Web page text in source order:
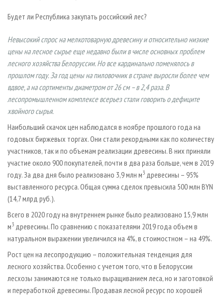
ПРОИЗВОДСТВО ДРЕВЕСНЫХ ПЛИТ
ДЕРЕВЯННОЕ ДОМОСТРОЕНИЕ
ПРОИЗВОДСТВО МЕБЕЛИ
БИОЭНЕРГЕТИКА
ЦБП
ИНСТРУМЕНТ И МАТЕРИАЛЫ
МОБИЛЬНЫЕ ВЫСТАВКИ
ОФИЦИАЛЬНЫЕ ДЕЛЕГАЦИИ
ПРИОРИТЕТНЫЕ ИНВЕСТПРОЕКТЫ
RUSSIAN FORESTRY REVIEW
ГАЗЕТА ЛЕСПРОМФОРУМ
БИБЛИОТЕКА СПЕЦИАЛИСТА
Будет ли Республика закупать российский лес?
Невысокий спрос на мелкотоварную древесину и относительно низкие
цены на лесное сырье еще недавно были в числе основных проблем
лесного хозяйства Белоруссии. Но все кардинально поменялось в
прошлом году. За год цены на пиловочник в стране выросли более чем
вдвое, а на сортименты диаметром от 26 см – в 2,4 раза. В
лесопромышленном комплексе всерьез стали говорить о дефиците
хвойного сырья.
Наибольший скачок цен наблюдался в ноябре прошлого года на
годовых биржевых торгах. Они стали рекордными как по количеству
участников, так и по объемам реализации древесины. В них приняли
участие около 900 покупателей, почти в два раза больше, чем в 2019
году. За два дня было реализовано 3,9 млн м3 древесины – 95%
выставленного ресурса. Общая сумма сделок превысила 500 млн BYN
(14,7 млрд руб.).
Всего в 2020 году на внутреннем рынке было реализовано 15,9 млн
м3 древесины. По сравнению с показателями 2019 года объем в
натуральном выражении увеличился на 4%, в стоимостном – на 49%.
Рост цен на лесопродукцию – положительная тенденция для
лесного хозяйства. Особенно с учетом того, что в Белоруссии
лесхозы занимаются не только выращиванием леса, но и заготовкой
и переработкой древесины. Продавая лесной ресурс по хорошей